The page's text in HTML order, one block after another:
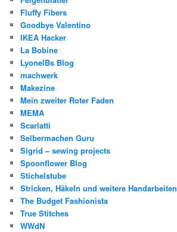
Fluffy Fibers
Goodbye Valentino
IKEA Hacker
La Bobine
LyonelBs Blog
machwerk
Makezine
Mein zweiter Roter Faden
MEMA
Scarlatti
Selbermachen Guru
Sigrid – sewing projects
Spoonflower Blog
Stichelstube
Stricken, Häkeln und weitere Handarbeiten
The Budget Fashionista
True Stitches
WWdN